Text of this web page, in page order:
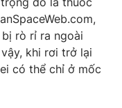
rò rỉ ra ngoài
khi rơi trở lại
có thể chỉ ở mốc